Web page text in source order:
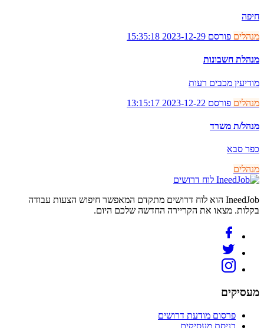
חיפה
מנהלים פורסם 2023-12-29 15:35:18
מנהלת חשבונות
מודיעין מכבים רעות
מנהלים פורסם 2023-12-22 13:15:17
מנהל/ת משרד
כפר סבא
מנהלים
לוח דרושים
IneedJob הוא לוח דרושים מתקדם המאפשר חיפוש הצעות עבודה
בקלות. מצאו את הקריירה החדשה שלכם היום.
מעסיקים
פרסום מודעת דרושים
כניסת מעסיקים